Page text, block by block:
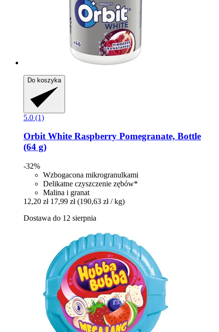
Do koszyka
5.0 (1)
OrbitWhite Raspberry Pomegranate, Bottle
(64 g)
-32%
Wzbogacona mikrogranulkami
Delikatne czyszczenie zębów*
Malina i granat
12,20 zł 17,99 zł (190,63 zł / kg)
Dostawa do 12 sierpnia